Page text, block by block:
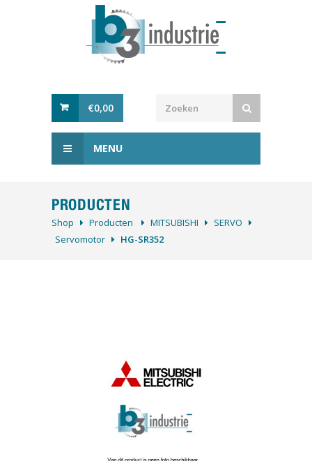
€0,00
MENU
PRODUCTEN
Shop Producten MITSUBISHI
SERVO
Servomotor
HG-SR352